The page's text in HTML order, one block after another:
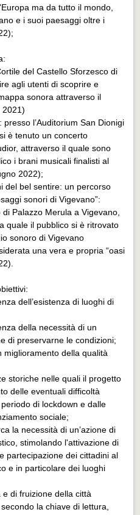
ma da tutto il mondo,
e i suoi paesaggi oltre i
del Castello Sforzesco di
agli utenti di scoprire e
sonora attraverso il
2021)
l’Auditorium San Dionigi
è tenuto un concerto
attraverso il quale sono
i brani musicali finalisti al
2022);
del bel sentire: un percorso
sonori di Vigevano”:
Palazzo Merula a Vigevano,
quale il pubblico si è ritrovato
sonoro di Vigevano
una vera e propria “oasi
dell’esistenza di luoghi di
della necessità di un
di preservarne le condizioni;
della qualità
storiche nelle quali il progetto
delle eventuali difficoltà
di lockdown e dalle
sociale;
la necessità di un’azione di
stimolando l'attivazione di
partecipazione dei cittadini al
e in particolare dei luoghi
di fruizione della città
la chiave di lettura,